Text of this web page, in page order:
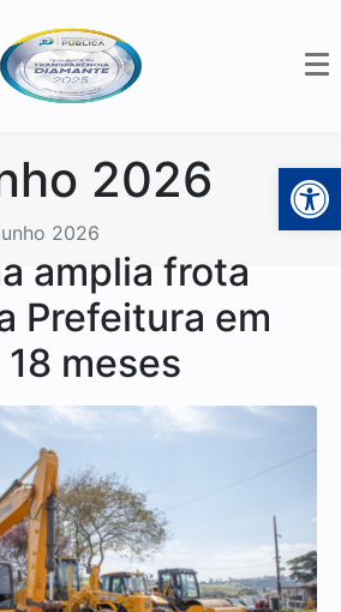
2026
2026
amplia frota
Prefeitura em
meses